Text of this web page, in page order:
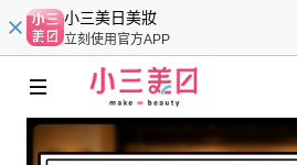
小三美日美妝
立刻使用官方APP